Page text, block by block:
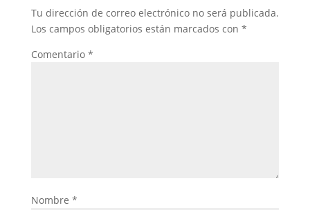
Tu dirección de correo electrónico no será publicada.
Los campos obligatorios están marcados con *
Comentario *
Nombre *